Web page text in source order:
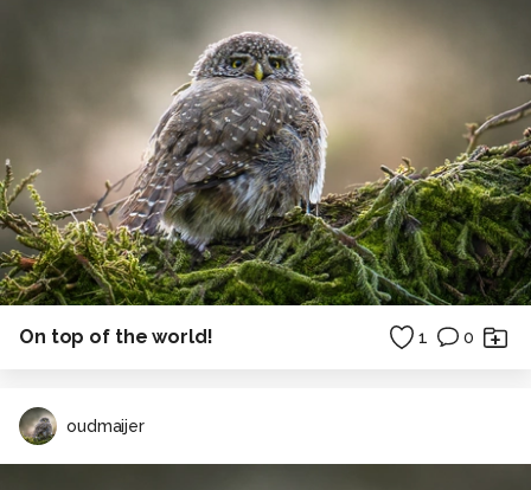
On top of the world! 1 0
oudmaijer